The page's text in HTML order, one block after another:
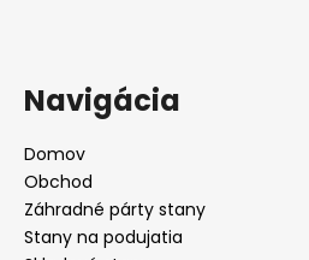
Navigácia
Domov
Obchod
Záhradné párty stany
Stany na podujatia